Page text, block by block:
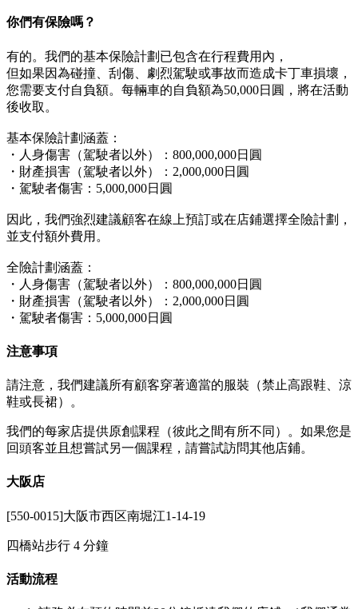
你們有保險嗎？
有的。我們的基本保險計劃已包含在行程費用內，
但如果因為碰撞、刮傷、劇烈駕駛或事故而造成卡丁車損壞，
您需要支付自負額。每輛車的自負額為50,000日圓，將在活動
後收取。
基本保險計劃涵蓋：
・人身傷害（駕駛者以外）：800,000,000日圓
・財產損害（駕駛者以外）：2,000,000日圓
・駕駛者傷害：5,000,000日圓
因此，我們強烈建議顧客在線上預訂或在店鋪選擇全險計劃，
並支付額外費用。
全險計劃涵蓋：
・人身傷害（駕駛者以外）：800,000,000日圓
・財產損害（駕駛者以外）：2,000,000日圓
・駕駛者傷害：5,000,000日圓
注意事項
請注意，我們建議所有顧客穿著適當的服裝（禁止高跟鞋、涼
鞋或長裙）。
我們的每家店提供原創課程（彼此之間有所不同）。如果您是
回頭客並且想嘗試另一個課程，請嘗試訪問其他店鋪。
大阪店
[550-0015]大阪市西区南堀江1-14-19
四橋站步行 4 分鐘
活動流程